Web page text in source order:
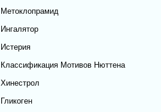
Метоклопрамид
Ингалятор
Истерия
Классификация Мотивов Нюттена
Хинестрол
Гликоген